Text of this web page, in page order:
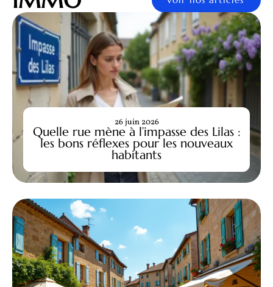
Quelle rue mène à l’impasse des Lilas :
les bons réflexes pour les nouveaux
habitants
26 juin 2026